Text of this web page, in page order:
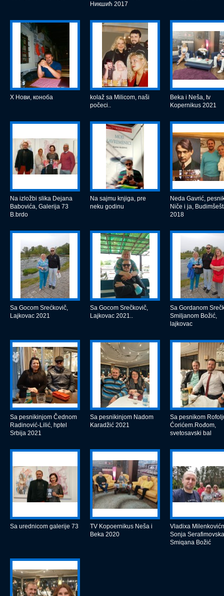
Никшић 2017
Х Нови, коноба
kolaž sa Milicom, naši
počeci..
Beka i Neša, tv
Kopernikus 2021
Na izložbi slika Dejana
Babovića, Galerija 73
B.brdo
Na sajmu knjiga, pre
neku godinu
Neda Gavrić,
Niče i ja,
2018
Sa Gocom Srećkovič,
Lajkovac 2021
Sa Gocom Srečkovič,
Lajkovac 2021..
Sa Gordanom
Smiljanom Božić,
lajkovac
Sa pesnikinjom Čednom
Radinović-Lilić, hptel
Srbija 2021
Sa pesnikinjom Nadom
Karadžić 2021
Sa pesnikom
Ćorićem.Rođom,
svetosavski bal
Sa urednicom galerije 73
TV Kopoernikus Neša i
Beka 2020
Vladixa
Sonja
Smiqana Božić